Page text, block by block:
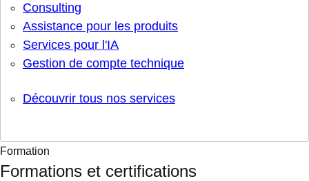
Consulting
Assistance pour les produits
Services pour l'IA
Gestion de compte technique
Découvrir tous nos services
Formation
Formations et certifications